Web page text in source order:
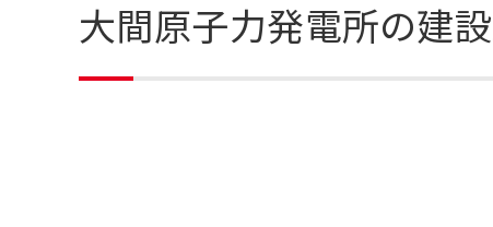
大間原子力発電所の建